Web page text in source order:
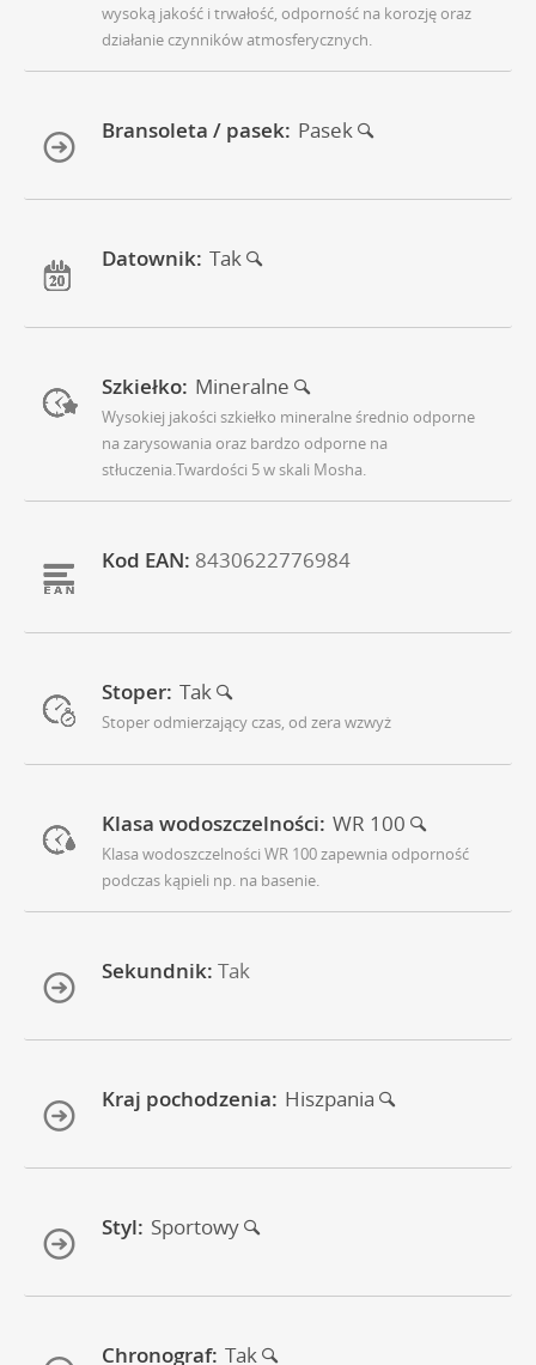
wysoką jakość i trwałość, odporność na korozję oraz
działanie czynników atmosferycznych.
Bransoleta / pasek: Pasek
Datownik: Tak
Szkiełko: Mineralne
Wysokiej jakości szkiełko mineralne średnio odporne
na zarysowania oraz bardzo odporne na
stłuczenia.Twardości 5 w skali Mosha.
Kod EAN: 8430622776984
Stoper: Tak
Stoper odmierzający czas, od zera wzwyż
Klasa wodoszczelności: WR 100
Klasa wodoszczelności WR 100 zapewnia odporność
podczas kąpieli np. na basenie.
Sekundnik: Tak
Kraj pochodzenia: Hiszpania
Styl: Sportowy
Chronograf: Tak